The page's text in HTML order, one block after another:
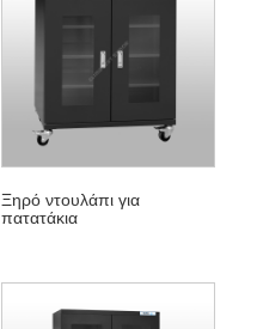
Ξηρό ντουλάπι για
πατατάκια